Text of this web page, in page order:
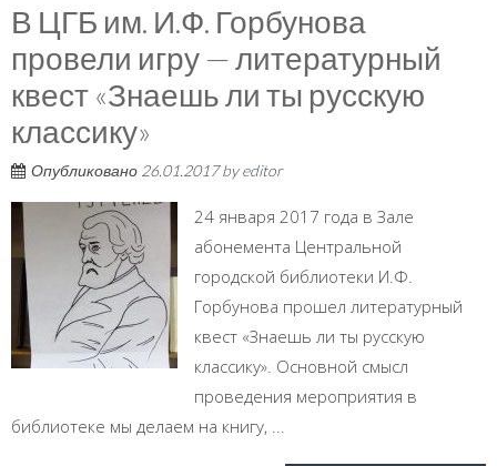
В ЦГБ им. И.Ф. Горбунова
провели игру — литературный
квест «Знаешь ли ты русскую
классику»
Опубликовано 26.01.2017byeditor
24 января 2017 года в Зале
абонемента Центральной
городской библиотеки И.Ф.
Горбунова прошел литературный
квест «Знаешь ли ты русскую
классику». Основной смысл
проведения мероприятия в
библиотеке мы делаем на книгу, ...